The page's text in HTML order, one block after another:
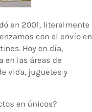
en 2001, literalmente
con el envío en
Hoy en día,
en las áreas de
vida, juguetes y
en únicos?